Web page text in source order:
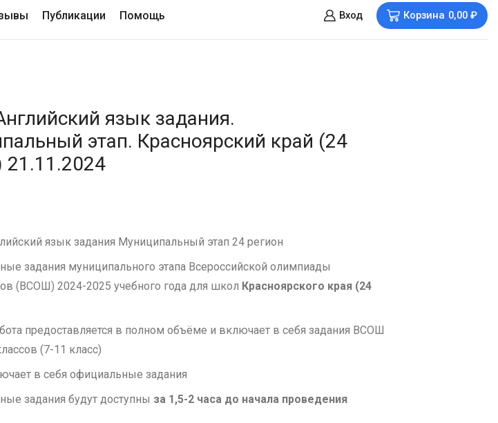
Публикации Помощь Вход Корзина 0,00 ₽
язык задания.
этап. Красноярский край (24
21.11.2024
язык задания Муниципальный этап 24 регион
задания муниципального этапа Всероссийской олимпиады
(ВСОШ) 2024-2025 учебного года для школ Красноярского края (24
предоставляется в полном объёме и включает в себя задания ВСОШ
(7-11 класс)
в себя официальные задания
задания будут доступны за 1,5-2 часа до начала проведения